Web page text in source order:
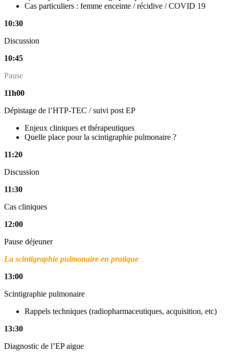
Cas particuliers : femme enceinte / récidive / COVID 19
10:30
Discussion
10:45
Pause
11h00
Dépistage de l’HTP-TEC / suivi post EP
Enjeux cliniques et thérapeutiques
Quelle place pour la scintigraphie pulmonaire ?
11:20
Discussion
11:30
Cas cliniques
12:00
Pause déjeuner
La scintigraphie pulmonaire en pratique
13:00
Scintigraphie pulmonaire
Rappels techniques (radiopharmaceutiques, acquisition, etc)
13:30
Diagnostic de l’EP aigue